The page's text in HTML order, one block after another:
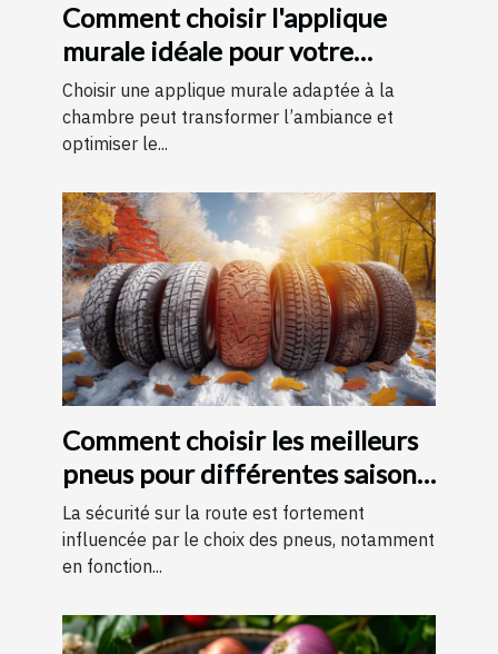
Comment choisir l'applique
murale idéale pour votre
chambre
Choisir une applique murale adaptée à la
chambre peut transformer l’ambiance et
optimiser le...
Comment choisir les meilleurs
pneus pour différentes saisons
?
La sécurité sur la route est fortement
influencée par le choix des pneus, notamment
en fonction...